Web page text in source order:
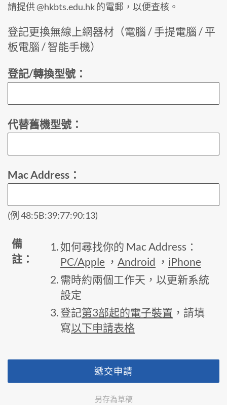
請提供 @hkbts.edu.hk 的電郵，以便查核。
登記更換無線上網器材（電腦 / 手提電腦 / 平
板電腦 / 智能手機）
登記/轉換型號：
代替舊機型號：
Mac Address：
(例 48:5B:39:77:90:13)
備
註：
如何尋找你的 Mac Address：
PC/Apple ， Android ， iPhone
需時約兩個工作天，以更新系統
設定
登記第3部起的電子裝置 ，請填
寫以下申請表格
遞交申請
另存為草稿